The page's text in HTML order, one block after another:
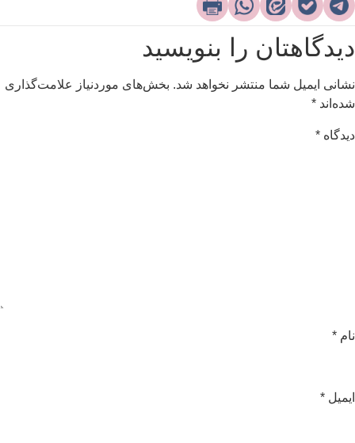
را بنویسید
ایمیل شما منتشر نخواهد شد. بخش‌های موردنیاز علامت‌گذاری
*
*
*
*